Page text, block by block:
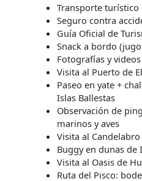
Transporte turístico
Seguro contra
Guía Oficial de
Snack a bordo
Fotografías y
Visita al Puerto de
Paseo en yate +
Islas Ballestas
Observación de
marinos y aves
Visita al
Buggy en dunas de
Visita al Oasis de
Ruta del Pisco: